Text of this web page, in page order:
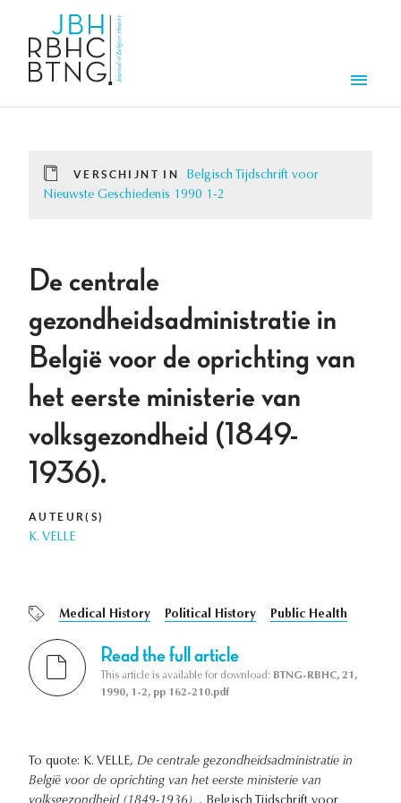
VERSCHIJNT IN
Belgisch Tijdschrift voor
Nieuwste Geschiedenis 1990 1-2
De centrale
gezondheidsadministratie in
België voor de oprichting van
het eerste ministerie van
volksgezondheid (1849-
1936).
AUTEUR(S)
K. VELLE
Medical History Political History Public Health
Read the full article
This article is available for download: BTNG-RBHC, 21,
1990, 1-2, pp 162-210.pdf
To quote: K. VELLE, De centrale gezondheidsadministratie in
België voor de oprichting van het eerste ministerie van